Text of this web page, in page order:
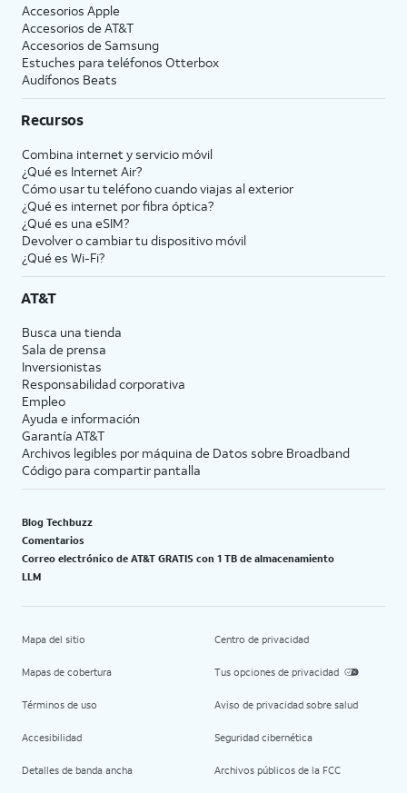
Accesorios Apple
Accesorios de AT&T
Accesorios de Samsung
Estuches para teléfonos Otterbox
Audífonos Beats
Recursos
Combina internet y servicio móvil
¿Qué es Internet Air?
Cómo usar tu teléfono cuando viajas al exterior
¿Qué es internet por fibra óptica?
¿Qué es una eSIM?
Devolver o cambiar tu dispositivo móvil
¿Qué es Wi-Fi?
AT&T
Busca una tienda
Sala de prensa
Inversionistas
Responsabilidad corporativa
Empleo
Ayuda e información
Garantía AT&T
Archivos legibles por máquina de Datos sobre Broadband
Código para compartir pantalla
Blog Techbuzz
Comentarios
Correo electrónico de AT&T GRATIS con 1 TB de almacenamiento
LLM
Mapa del sitio
Mapas de cobertura
Términos de uso
Accesibilidad
Detalles de banda ancha
Centro de privacidad
Tus opciones de privacidad
Aviso de privacidad sobre salud
Seguridad cibernética
Archivos públicos de la FCC